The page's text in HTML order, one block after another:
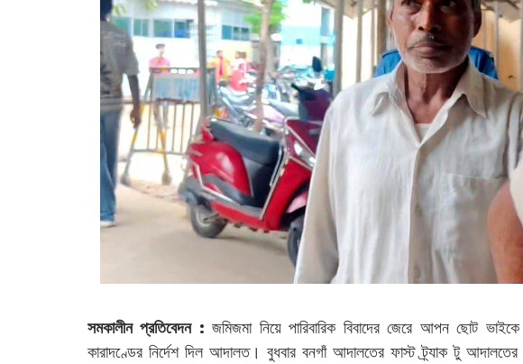
সমকালীন প্রতিবেদন : জমিজমা নিয়ে পারিবারিক বিবাদের জেরে আপন ছোট ভাইকে
কারাদণ্ডের নির্দেশ দিল আদালত। বুধবার বনগাঁ আদালতের ফাস্ট ট্র্যাক টু আদালতের